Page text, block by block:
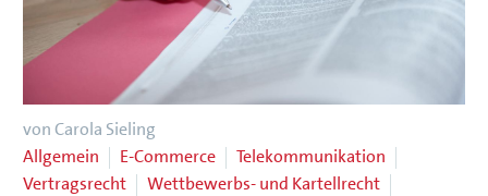
von Carola Sieling
Allgemein
E-Commerce
Telekommunikation
Vertragsrecht
Wettbewerbs- und Kartellrecht